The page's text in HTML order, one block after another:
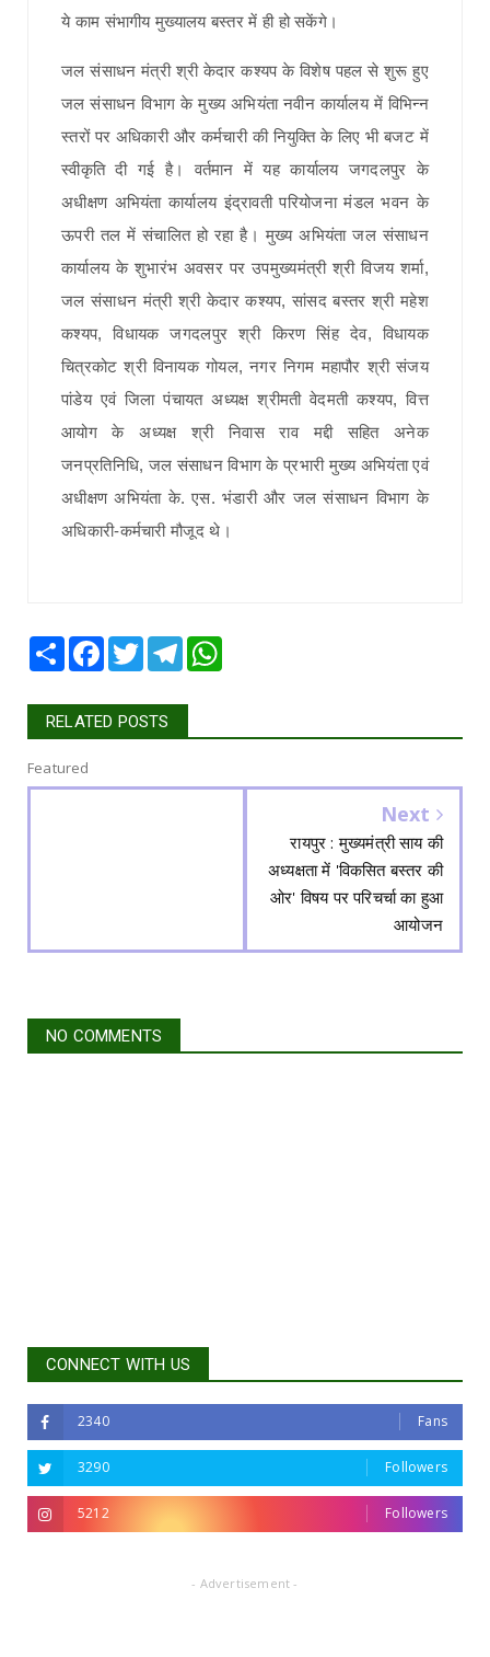
ये काम संभागीय मुख्यालय बस्तर में ही हो सकेंगे।
जल संसाधन मंत्री श्री केदार कश्यप के विशेष पहल से शुरू हुए
जल संसाधन विभाग के मुख्य अभियंता नवीन कार्यालय में विभिन्न
स्तरों पर अधिकारी और कर्मचारी की नियुक्ति के लिए भी बजट में
स्वीकृति दी गई है। वर्तमान में यह कार्यालय जगदलपुर के
अधीक्षण अभियंता कार्यालय इंद्रावती परियोजना मंडल भवन के
ऊपरी तल में संचालित हो रहा है। मुख्य अभियंता जल संसाधन
कार्यालय के शुभारंभ अवसर पर उपमुख्यमंत्री श्री विजय शर्मा,
जल संसाधन मंत्री श्री केदार कश्यप, सांसद बस्तर श्री महेश
कश्यप, विधायक जगदलपुर श्री किरण सिंह देव, विधायक
चित्रकोट श्री विनायक गोयल, नगर निगम महापौर श्री संजय
पांडेय एवं जिला पंचायत अध्यक्ष श्रीमती वेदमती कश्यप, वित्त
आयोग के अध्यक्ष श्री निवास राव मद्दी सहित अनेक
जनप्रतिनिधि, जल संसाधन विभाग के प्रभारी मुख्य अभियंता एवं
अधीक्षण अभियंता के. एस. भंडारी और जल संसाधन विभाग के
अधिकारी-कर्मचारी मौजूद थे।
Share Facebook
TwitterTelegram
RELATED POSTS
Featured
Next
रायपुर : मुख्यमंत्री साय की
अध्यक्षता में 'विकसित बस्तर की
ओर' विषय पर परिचर्चा का हुआ
आयोजन
NO COMMENTS
CONNECT WITH US
2340 Fans
3290 Followers
5212 Followers
- Advertisement -